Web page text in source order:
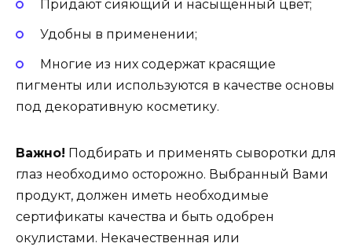
Придают сияющий и насыщенный цвет;
Удобны в применении;
Многие из них содержат красящие
пигменты или используются в качестве основы
под декоративную косметику.
Важно! Подбирать и применять сыворотки для
глаз необходимо осторожно. Выбранный Вами
продукт, должен иметь необходимые
сертификаты качества и быть одобрен
окулистами. Некачественная или